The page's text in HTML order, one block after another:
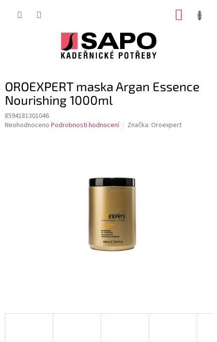
OROEXPERT maska Argan Essence
Nourishing 1000ml
8594181301046
Průměrné
Neohodnoceno Podrobnosti hodnocení Značka: Oroexpert